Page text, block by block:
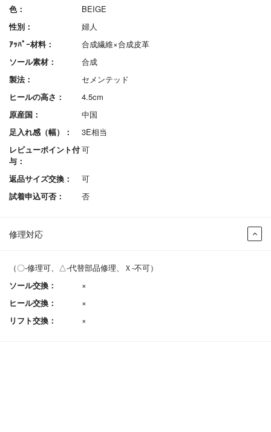
色：
BEIGE
性別：
婦人
ｱｯﾊﾟｰ材料：
合成繊維×合成皮革
ソール素材：
合成
製法：
セメンテッド
ヒールの高さ：
4.5cm
原産国：
中国
足入れ感（幅）：
3E相当
レビューポイント付
与：
可
返品サイズ交換：
可
試着申込可否：
否
修理対応
（〇-修理可、△-代替部品修理、Ｘ-不可）
ソール交換：
×
ヒール交換：
×
リフト交換：
×